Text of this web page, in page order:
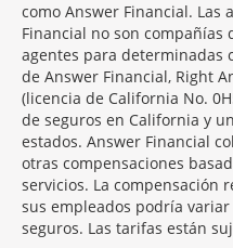
como Answer Financial. Las
Financial no son compañías
agentes para determinadas
de Answer Financial, Right
(licencia de California No.
de seguros en California y
estados. Answer Financial
otras compensaciones
servicios. La compensación
sus empleados podría
seguros. Las tarifas están